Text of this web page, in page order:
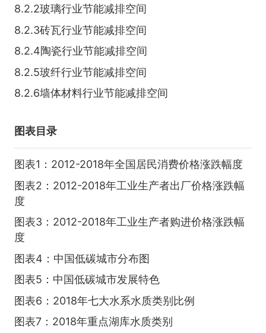
8.2.2玻璃行业节能减排空间
8.2.3砖瓦行业节能减排空间
8.2.4陶瓷行业节能减排空间
8.2.5玻纤行业节能减排空间
8.2.6墙体材料行业节能减排空间
图表目录
图表1：2012-2018年全国居民消费价格涨跌幅度
图表2：2012-2018年工业生产者出厂价格涨跌幅
度
图表3：2012-2018年工业生产者购进价格涨跌幅
度
图表4：中国低碳城市分布图
图表5：中国低碳城市发展特色
图表6：2018年七大水系水质类别比例
图表7：2018年重点湖库水质类别